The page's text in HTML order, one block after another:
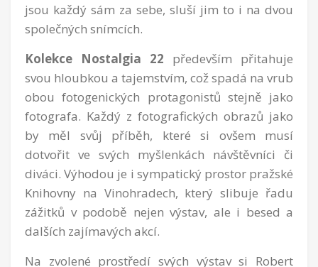
jsou každý sám za sebe, sluší jim to i na dvou
společných snímcích.
Kolekce Nostalgia 22 především přitahuje
svou hloubkou a tajemstvím, což spadá na vrub
obou fotogenických protagonistů stejně jako
fotografa. Každý z fotografických obrazů jako
by měl svůj příběh, které si ovšem musí
dotvořit ve svých myšlenkách návštěvníci či
diváci. Výhodou je i sympatický prostor pražské
Knihovny na Vinohradech, který slibuje řadu
zážitků v podobě nejen výstav, ale i besed a
dalších zajímavých akcí.
Na zvolené prostředí svých výstav si Robert